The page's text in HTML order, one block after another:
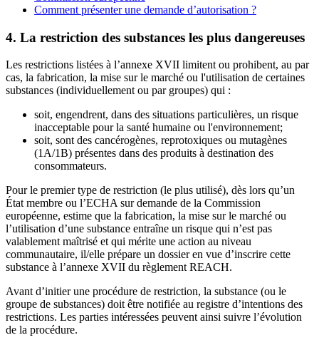
Comment présenter une demande d’autorisation ?
4. La restriction des substances les plus dangereuses
Les restrictions listées à l’annexe XVII limitent ou prohibent, au par
cas, la fabrication, la mise sur le marché ou l'utilisation de certaines
substances (individuellement ou par groupes) qui :
soit, engendrent, dans des situations particulières, un risque
inacceptable pour la santé humaine ou l'environnement;
soit, sont des cancérogènes, reprotoxiques ou mutagènes
(1A/1B) présentes dans des produits à destination des
consommateurs.
Pour le premier type de restriction (le plus utilisé), dès lors qu’un
État membre ou l’ECHA sur demande de la Commission
européenne, estime que la fabrication, la mise sur le marché ou
l’utilisation d’une substance entraîne un risque qui n’est pas
valablement maîtrisé et qui mérite une action au niveau
communautaire, il/elle prépare un dossier en vue d’inscrire cette
substance à l’annexe XVII du règlement REACH.
Avant d’initier une procédure de restriction, la substance (ou le
groupe de substances) doit être notifiée au registre d’intentions des
restrictions. Les parties intéressées peuvent ainsi suivre l’évolution
de la procédure.